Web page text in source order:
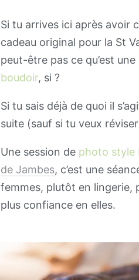
Si tu arrives ici après avoir
cadeau original pour la St
peut-être pas ce qu’est une
boudoir, si ?
Si tu sais déjà de quoi il
suite (sauf si tu veux
Une session de photo style
de Jambes, c’est une
femmes, plutôt en lingerie,
plus confiance en elles.